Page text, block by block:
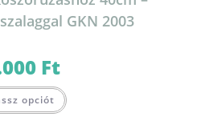
GKN 2003
Ft
opciót